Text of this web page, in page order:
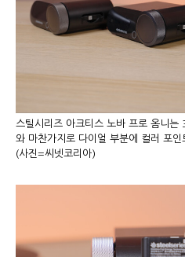
스틸시리즈 아크티스 노바 프로 옴니는
와 마찬가지로 다이얼 부분에 컬러 포
(사진=씨넷코리아)